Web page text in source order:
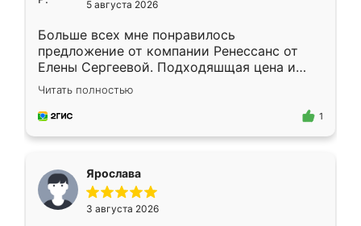
5 августа 2026
Больше всех мне понравилось
предложение от компании Ренессанс от
Елены Сергеевой. Подходяшщая цена и
короткие сроки изготовления. Приехавший
для замера сотрудник Владислав
предложил по моему эскизу самый
Читать полностью
1
Ярослава
3 августа 2026